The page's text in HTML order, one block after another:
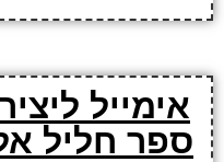
אימייל
ספר חליל